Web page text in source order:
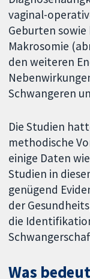
vaginal-
Geburten
Makrosomie
den weiteren
Schwangeren
Die Studien
methodische
einige Daten
Studien in
genügend
der
die
Was